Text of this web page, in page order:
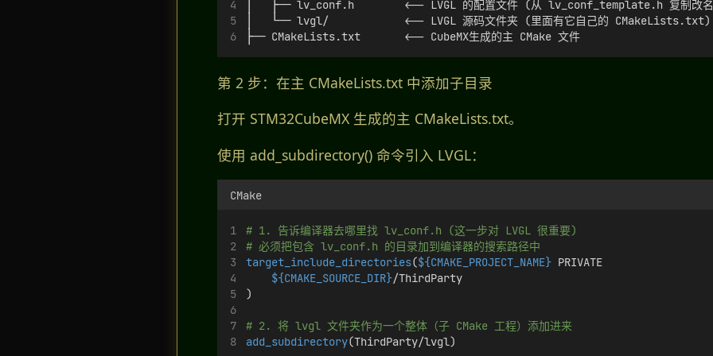
│   ├── lv_conf.h        <-- LVGL 的配置文件 (从 lv_conf_template.h 复制改名
│   └── lvgl/            <-- LVGL 源码文件夹 (里面有它自己的 CMakeLists.txt)
├── CMakeLists.txt       <-- CubeMX生成的主 CMake 文件
第 2 步：在主 CMakeLists.txt 中添加子目录
打开 STM32CubeMX 生成的主 CMakeLists.txt。
使用 add_subdirectory() 命令引入 LVGL：
CMake
# 1. 告诉编译器去哪里找 lv_conf.h (这一步对 LVGL 很重要)
# 必须把包含 lv_conf.h 的目录加到编译器的搜索路径中
target_include_directories(${CMAKE_PROJECT_NAME} PRIVATE
${CMAKE_SOURCE_DIR}/ThirdParty
)
# 2. 将 lvgl 文件夹作为一个整体（子 CMake 工程）添加进来
add_subdirectory(ThirdParty/lvgl)